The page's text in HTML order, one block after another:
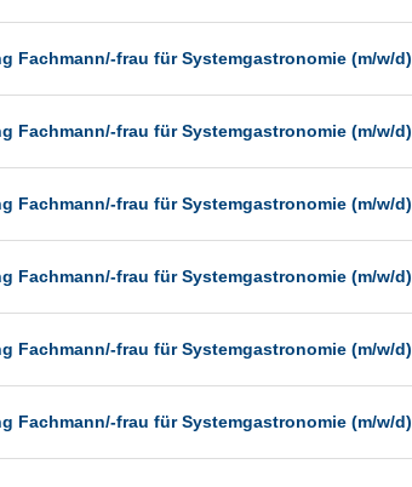
Fachmann/-frau für Systemgastronomie (m/w/d)
Fachmann/-frau für Systemgastronomie (m/w/d)
Fachmann/-frau für Systemgastronomie (m/w/d)
Fachmann/-frau für Systemgastronomie (m/w/d)
Fachmann/-frau für Systemgastronomie (m/w/d)
Fachmann/-frau für Systemgastronomie (m/w/d)